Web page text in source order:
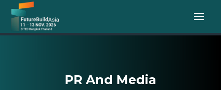
Skip
content
PR And Media